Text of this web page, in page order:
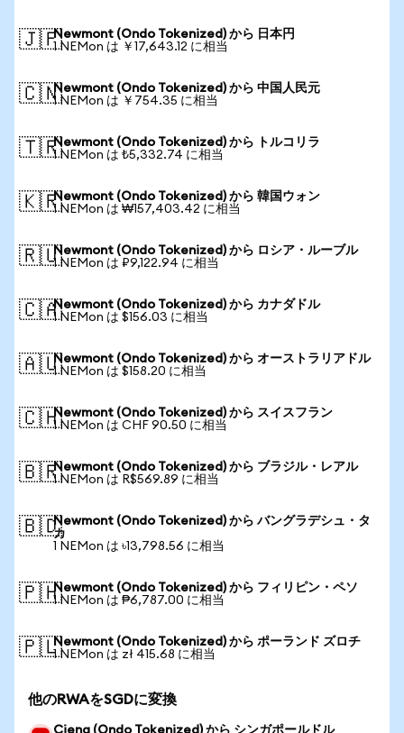
🇯🇵Newmont (Ondo Tokenized) から 日本円
1 NEMon は ￥17,643.12 に相当
🇨🇳Newmont (Ondo Tokenized) から 中国人民元
1 NEMon は ￥754.35 に相当
🇹🇷Newmont (Ondo Tokenized) から トルコリラ
1 NEMon は ₺5,332.74 に相当
🇰🇷Newmont (Ondo Tokenized) から 韓国ウォン
1 NEMon は ₩157,403.42 に相当
🇷🇺Newmont (Ondo Tokenized) から ロシア・ルーブル
1 NEMon は ₽9,122.94 に相当
🇨🇦Newmont (Ondo Tokenized) から カナダドル
1 NEMon は $156.03 に相当
🇦🇺Newmont (Ondo Tokenized) から オーストラリアドル
1 NEMon は $158.20 に相当
🇨🇭Newmont (Ondo Tokenized) から スイスフラン
1 NEMon は CHF 90.50 に相当
🇧🇷Newmont (Ondo Tokenized) から ブラジル・レアル
1 NEMon は R$569.89 に相当
🇧🇩Newmont (Ondo Tokenized) から バングラデシュ・タ
カ
1 NEMon は ৳13,798.56 に相当
🇵🇭Newmont (Ondo Tokenized) から フィリピン・ペソ
1 NEMon は ₱6,787.00 に相当
🇵🇱Newmont (Ondo Tokenized) から ポーランド ズロチ
1 NEMon は zł 415.68 に相当
他のRWAをSGDに変換
Ciena (Ondo Tokenized) から シンガポールドル